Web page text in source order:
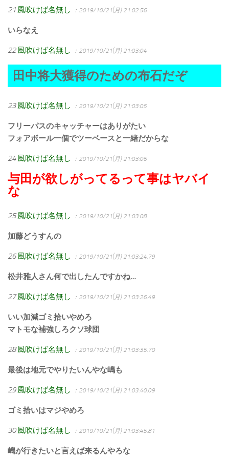
21 風吹けば名無し ：2019/10/21(月) 21:02:56
いらなえ
22 風吹けば名無し ：2019/10/21(月) 21:03:04
田中将大獲得のための布石だぞ
23 風吹けば名無し ：2019/10/21(月) 21:03:05
フリーパスのキャッチャーはありがたい
フォアボール一個でツーベースと一緒だからな
24 風吹けば名無し ：2019/10/21(月) 21:03:06
与田が欲しがってるって事はヤバイ
な
25 風吹けば名無し ：2019/10/21(月) 21:03:08
加藤どうすんの
26 風吹けば名無し ：2019/10/21(月) 21:03:24.79
松井雅人さん何で出したんですかね…
27 風吹けば名無し ：2019/10/21(月) 21:03:26.49
いい加減ゴミ拾いやめろ
マトモな補強しろクソ球団
28 風吹けば名無し ：2019/10/21(月) 21:03:35.70
最後は地元でやりたいんやな嶋も
29 風吹けば名無し ：2019/10/21(月) 21:03:40.09
ゴミ拾いはマジやめろ
30 風吹けば名無し ：2019/10/21(月) 21:03:45.81
嶋が行きたいと言えば来るんやろな